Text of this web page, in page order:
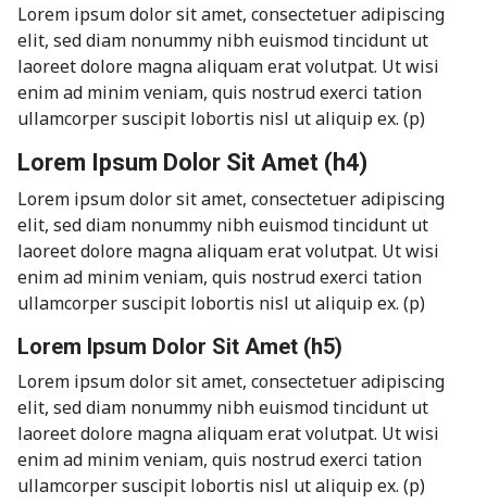
Lorem ipsum dolor sit amet, consectetuer adipiscing
elit, sed diam nonummy nibh euismod tincidunt ut
laoreet dolore magna aliquam erat volutpat. Ut wisi
enim ad minim veniam, quis nostrud exerci tation
ullamcorper suscipit lobortis nisl ut aliquip ex. (p)
Lorem Ipsum Dolor Sit Amet (h4)
Lorem ipsum dolor sit amet, consectetuer adipiscing
elit, sed diam nonummy nibh euismod tincidunt ut
laoreet dolore magna aliquam erat volutpat. Ut wisi
enim ad minim veniam, quis nostrud exerci tation
ullamcorper suscipit lobortis nisl ut aliquip ex. (p)
Lorem Ipsum Dolor Sit Amet (h5)
Lorem ipsum dolor sit amet, consectetuer adipiscing
elit, sed diam nonummy nibh euismod tincidunt ut
laoreet dolore magna aliquam erat volutpat. Ut wisi
enim ad minim veniam, quis nostrud exerci tation
ullamcorper suscipit lobortis nisl ut aliquip ex. (p)